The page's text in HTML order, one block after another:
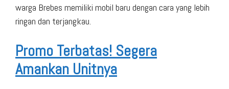
warga Brebes memiliki mobil baru dengan cara yang lebih
ringan dan terjangkau.
Promo Terbatas! Segera
Amankan Unitnya